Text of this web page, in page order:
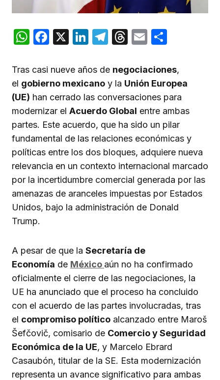
WhatsApp
Facebook
X LinkedIn
Telegram
Threads
Email
Tras casi nueve años de negociaciones,
el gobierno mexicano y la Unión Europea
(UE) han cerrado las conversaciones para
modernizar el Acuerdo Global entre ambas
partes. Este acuerdo, que ha sido un pilar
fundamental de las relaciones económicas y
políticas entre los dos bloques, adquiere nueva
relevancia en un contexto internacional marcado
por la incertidumbre comercial generada por las
amenazas de aranceles impuestas por Estados
Unidos, bajo la administración de Donald
Trump.
A pesar de que la Secretaría de
Economía de México aún no ha confirmado
oficialmente el cierre de las negociaciones, la
UE ha anunciado que el proceso ha concluido
con el acuerdo de las partes involucradas, tras
el compromiso político alcanzado entre Maroš
Šefčovič, comisario de Comercio y Seguridad
Económica de la UE, y Marcelo Ebrard
Casaubón, titular de la SE. Esta modernización
representa un avance significativo para ambas